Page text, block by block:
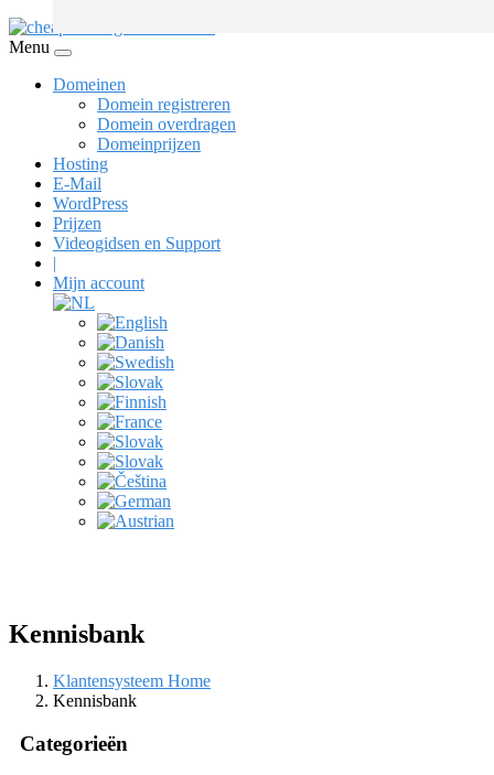
Menu
Domeinen
Domein registreren
Domein overdragen
Domeinprijzen
Hosting
E-Mail
WordPress
Prijzen
Videogidsen en Support
|
Mijn account
Kennisbank
Klantensysteem Home
Kennisbank
Categorieën